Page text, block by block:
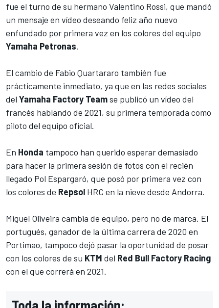
fue el turno de su hermano Valentino Rossi, que mandó
un mensaje en vídeo deseando feliz año nuevo
enfundado por primera vez en los colores del equipo
Yamaha Petronas.
El cambio de Fabio Quartararo también fue
prácticamente inmediato, ya que en las redes sociales
del Yamaha Factory Teamse publicó un vídeo del
francés hablando de 2021, su primera temporada como
piloto del equipo oficial.
En Honda tampoco han querido esperar demasiado
para hacer la primera sesión de fotos con el recién
llegado Pol Espargaró, que posó por primera vez con
los colores de Repsol HRC en la nieve desde Andorra.
Miguel Oliveira cambia de equipo, pero no de marca. El
portugués, ganador de la última carrera de 2020 en
Portimao, tampoco dejó pasar la oportunidad de posar
con los colores de su KTM del Red Bull Factory Racing
con el que correrá en 2021.